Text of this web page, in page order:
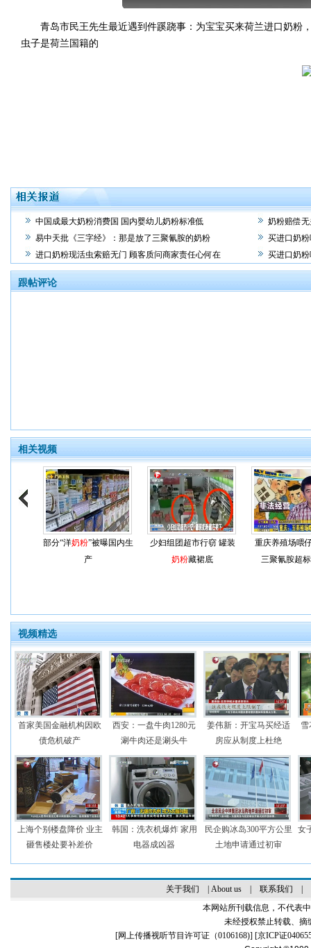
青岛市民王先生最近遇到件蹊跷事：为宝宝买来荷兰进口奶粉
虫子是荷兰国籍的
中国成最大奶粉消费国 国内婴幼儿奶粉标准低
奶粉赔偿无
易中天批《三字经》：那是放了三聚氰胺的奶粉
买进口奶
进口奶粉现活虫索赔无门 顾客质问商家责任心何在
买进口奶
跟帖评论
相关视频
部分“洋奶粉”被曝国内生
产
少妇组团超市行窃 罐装
奶粉藏裙底
重庆养殖场喂
三聚氰胺超
视频精选
首家美国金融机构因欧
债危机破产
西安：一盘牛肉1280元
涮牛肉还是涮头牛
姜伟新：开宝马买经适
房应从制度上杜绝
雪
上海个别楼盘降价 业主
砸售楼处要补差价
韩国：洗衣机爆炸 家用
电器成凶器
民企购冰岛300平方公里
土地申请通过初审
女
关于我们 About us| 联系我们
本网站所刊载信息，不代表
未经授权禁止转载、摘
[网上传播视听节目许可证（0106168)] [京ICP证